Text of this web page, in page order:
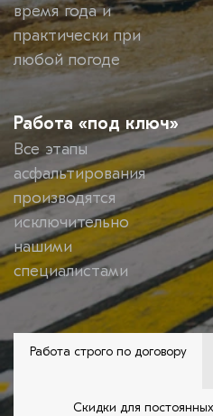
время года и
практически при
любой погоде
Работа «под ключ»
Все этапы
асфальтирования
производятся
исключительно
нашими
специалистами
Работа строго по договору
Скидки для